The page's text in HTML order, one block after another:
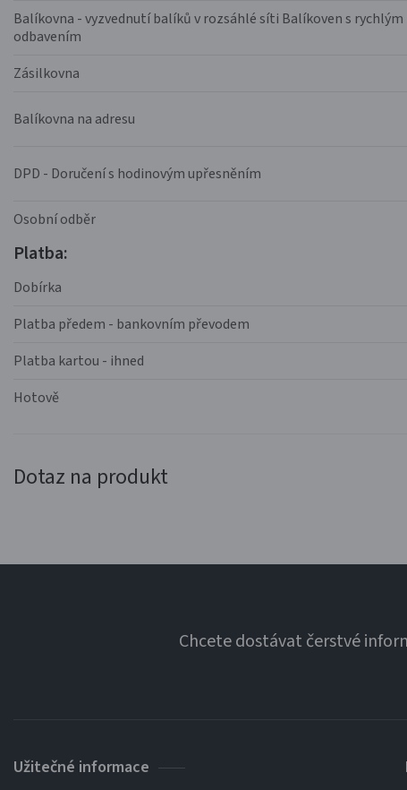
Balíkovna - vyzvednutí balíků v rozsáhlé síti Balíkoven s rychlým
odbavením
Zásilkovna
Balíkovna na adresu
DPD - Doručení s hodinovým upřesněním
Osobní odběr
Platba:
Dobírka
Platba předem - bankovním převodem
Platba kartou - ihned
Hotově
Dotaz na produkt
Chcete dostávat čerstvé
Užitečné informace